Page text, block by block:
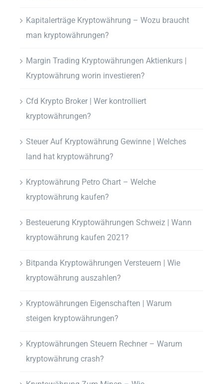
Kapitalerträge Kryptowährung – Wozu braucht
man kryptowährungen?
Margin Trading Kryptowährungen Aktienkurs |
Kryptowährung worin investieren?
Cfd Krypto Broker | Wer kontrolliert
kryptowährungen?
Steuer Auf Kryptowährung Gewinne | Welches
land hat kryptowährung?
Kryptowährung Petro Chart – Welche
kryptowährung kaufen?
Besteuerung Kryptowährungen Schweiz | Wann
kryptowährung kaufen 2021?
Bitpanda Kryptowährungen Versteuern | Wie
kryptowährung auszahlen?
Kryptowährungen Eigenschaften | Warum
steigen kryptowährungen?
Kryptowährungen Steuern Rechner – Warum
kryptowährung crash?